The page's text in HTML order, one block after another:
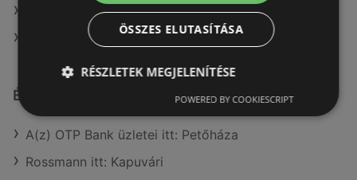
A(z) Coop ajánlatai
A(z) AlphaZoo ajánlatai
Érdeklődésre számot tartó elemek itt:
A(z) OTP Bank üzletei itt: Petőháza
Rossmann itt: Kapuvári
ÖSSZES ELUTASÍTÁSA
RÉSZLETEK MEGJELENÍTÉSE
POWERED BY COOKIESCRIPT